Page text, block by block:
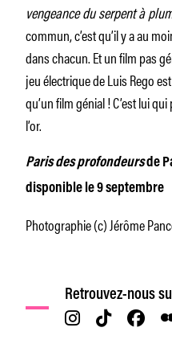
vengeance du serpent à
commun, c’est qu’il y a au
dans chacun. Et un film pas
jeu électrique de Luis Rego
qu’un film génial ! C’est lui
l’or.
Paris des profondeursde
disponible le 9 septembre
Photographie (c) Jérôme
Retrouvez-nous